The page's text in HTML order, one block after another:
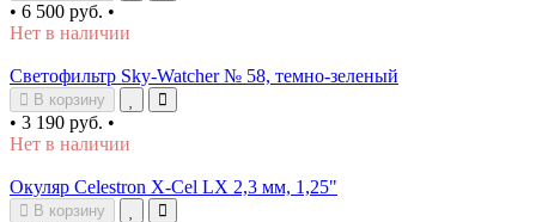
• 6 500 руб. •
Нет в наличии
Светофильтр Sky-Watcher № 58, темно-зеленый
В корзину
• 3 190 руб. •
Нет в наличии
Окуляр Celestron X-Cel LX 2,3 мм, 1,25"
В корзину